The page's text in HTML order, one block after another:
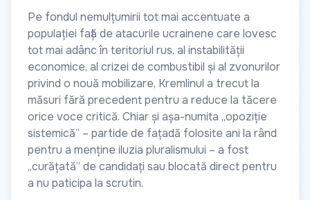
Pe fondul nemulțumirii tot mai accentuate a
populației față de atacurile ucrainene care lovesc
tot mai adânc în teritoriul rus, al instabilității
economice, al crizei de combustibil și al zvonurilor
privind o nouă mobilizare, Kremlinul a trecut la
măsuri fără precedent pentru a reduce la tăcere
orice voce critică. Chiar și așa-numita „opoziție
sistemică” – partide de fațadă folosite ani la rând
pentru a menține iluzia pluralismului – a fost
„curățată” de candidați sau blocată direct pentru
a nu paticipa la scrutin.